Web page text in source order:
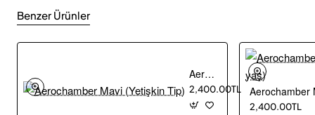
Benzer Ürünler
Aerochamber Mavi (Yetişkin Tip)
2,400.00TL Aerochamber
2,400.00TL